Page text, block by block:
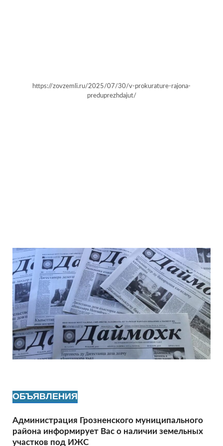
https://zovzemli.ru/2025/07/30/v-prokurature-rajona-
preduprezhdajut/
ОБЪЯВЛЕНИЯ
Администрация Грозненского муниципального
района информирует Вас о наличии земельных
участков под ИЖС